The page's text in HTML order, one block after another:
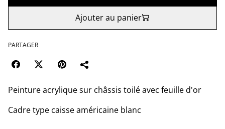
Ajouter au panier
PARTAGER
Peinture acrylique sur châssis toilé avec feuille d'or
Cadre type caisse américaine blanc